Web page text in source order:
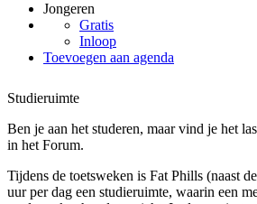
Jongeren
Gratis
Inloop
Toevoegen aan agenda
Studieruimte
Ben je aan het studeren, maar vind je het
in het Forum.
Tijdens de toetsweken is Fat Phills (naast
uur per dag een studieruimte, waarin een